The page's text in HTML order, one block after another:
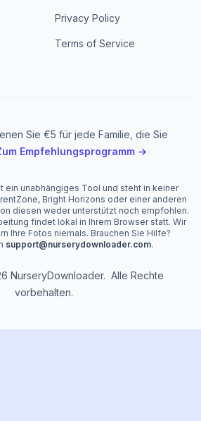
Privacy Policy
Terms of Service
Sie €5 für jede Familie, die Sie
Empfehlungsprogramm →
ein unabhängiges Tool und steht in keiner
Bright Horizons oder einer anderen
diesen weder unterstützt noch empfohlen.
findet lokal in Ihrem Browser statt. Wir
Ihre Fotos niemals. Brauchen Sie Hilfe?
support@nurserydownloader.com.
NurseryDownloader. Alle Rechte
vorbehalten.